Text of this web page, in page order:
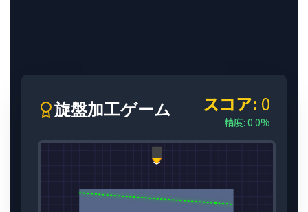
旋盤加工ゲーム スコア: 0
精度: 0.0%